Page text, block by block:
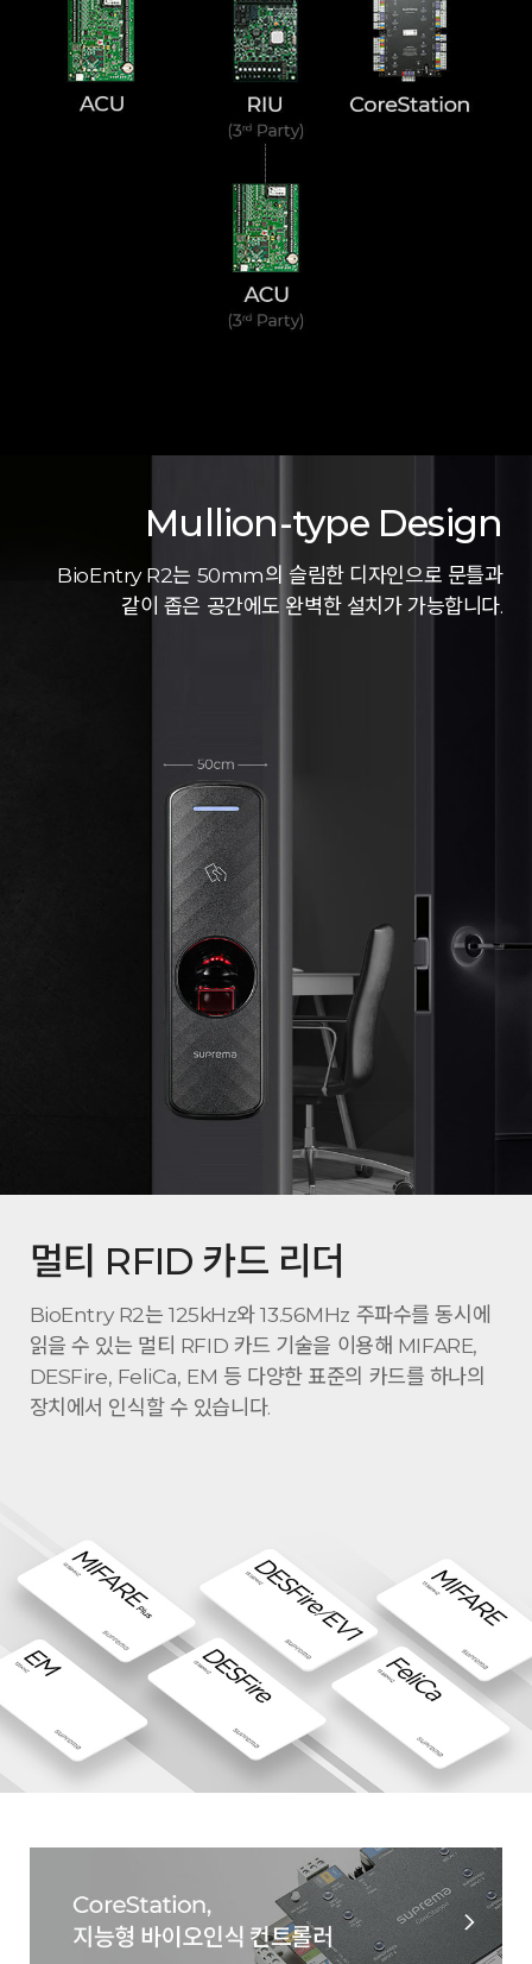
Mullion-type Design
BioEntry R2는 50mm의 슬림한 디자인으로 문틀과
같이 좁은 공간에도 완벽한 설치가 가능합니다.
멀티 RFID 카드 리더
BioEntry R2는 125kHz와 13.56MHz 주파수를 동시에
읽을 수 있는 멀티 RFID 카드 기술을 이용해 MIFARE,
DESFire, FeliCa, EM 등 다양한 표준의 카드를 하나의
장치에서 인식할 수 있습니다.